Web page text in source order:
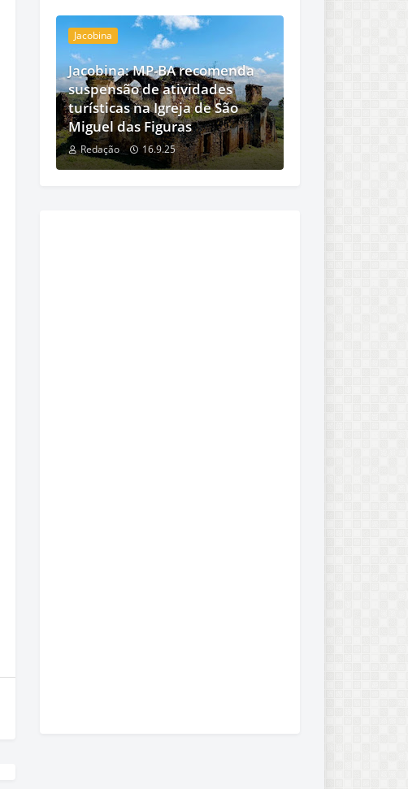
Jacobina
Jacobina: MP-BA recomenda
suspensão de atividades
turísticas na Igreja de São
Miguel das Figuras
Redação 16.9.25